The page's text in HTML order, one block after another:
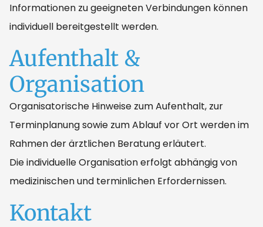
Informationen zu geeigneten Verbindungen können
individuell bereitgestellt werden.
Aufenthalt &
Organisation
Organisatorische Hinweise zum Aufenthalt, zur
Terminplanung sowie zum Ablauf vor Ort werden im
Rahmen der ärztlichen Beratung erläutert.
Die individuelle Organisation erfolgt abhängig von
medizinischen und terminlichen Erfordernissen.
Kontakt